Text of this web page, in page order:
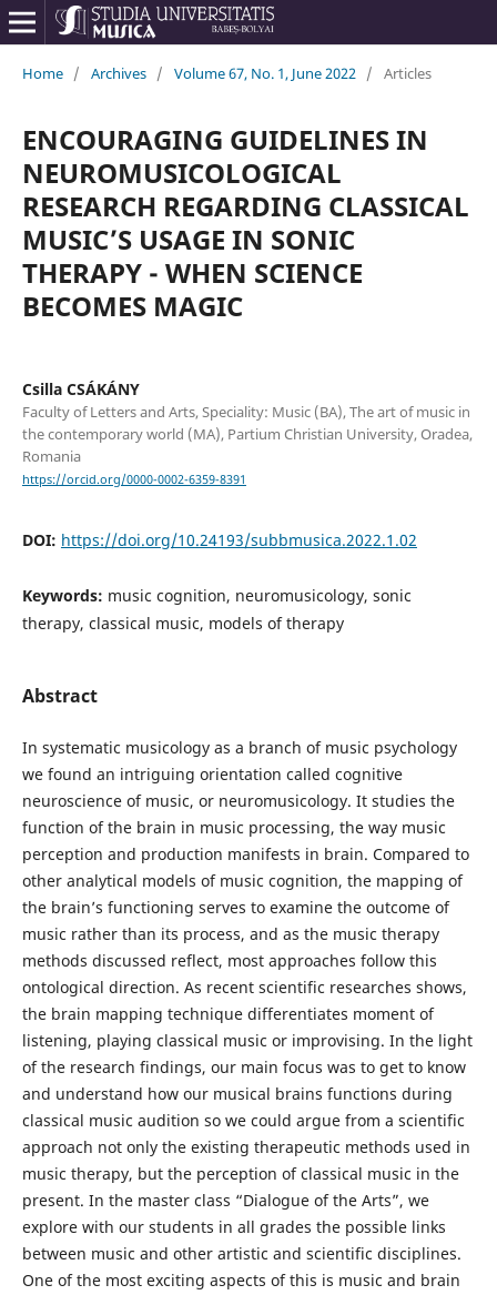
Home / Archives / Volume 67, No. 1, June 2022 / Articles
ENCOURAGING GUIDELINES IN
NEUROMUSICOLOGICAL
RESEARCH REGARDING CLASSICAL
MUSIC’S USAGE IN SONIC
THERAPY - WHEN SCIENCE
BECOMES MAGIC
Csilla CSÁKÁNY
Faculty of Letters and Arts, Speciality: Music (BA), The art of music in
the contemporary world (MA), Partium Christian University, Oradea,
Romania
https://orcid.org/0000-0002-6359-8391
DOI: https://doi.org/10.24193/subbmusica.2022.1.02
Keywords: music cognition, neuromusicology, sonic
therapy, classical music, models of therapy
Abstract
In systematic musicology as a branch of music psychology
we found an intriguing orientation called cognitive
neuroscience of music, or neuromusicology. It studies the
function of the brain in music processing, the way music
perception and production manifests in brain. Compared to
other analytical models of music cognition, the mapping of
the brain’s functioning serves to examine the outcome of
music rather than its process, and as the music therapy
methods discussed reflect, most approaches follow this
ontological direction. As recent scientific researches shows,
the brain mapping technique differentiates moment of
listening, playing classical music or improvising. In the light
of the research findings, our main focus was to get to know
and understand how our musical brains functions during
classical music audition so we could argue from a scientific
approach not only the existing therapeutic methods used in
music therapy, but the perception of classical music in the
present. In the master class “Dialogue of the Arts”, we
explore with our students in all grades the possible links
between music and other artistic and scientific disciplines.
One of the most exciting aspects of this is music and brain